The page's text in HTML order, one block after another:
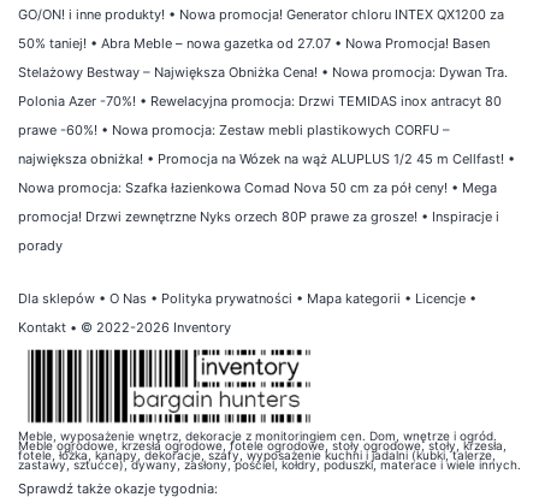
GO/ON! i inne produkty! • Nowa promocja! Generator chloru INTEX QX1200 za
50% taniej! • Abra Meble – nowa gazetka od 27.07 • Nowa Promocja! Basen
Stelażowy Bestway – Największa Obniżka Cena! • Nowa promocja: Dywan Tra.
Polonia Azer -70%! • Rewelacyjna promocja: Drzwi TEMIDAS inox antracyt 80
prawe -60%! • Nowa promocja: Zestaw mebli plastikowych CORFU –
największa obniżka! • Promocja na Wózek na wąż ALUPLUS 1/2 45 m Cellfast! •
Nowa promocja: Szafka łazienkowa Comad Nova 50 cm za pół ceny! • Mega
promocja! Drzwi zewnętrzne Nyks orzech 80P prawe za grosze! • Inspiracje i
porady
Dla sklepów • O Nas • Polityka prywatności • Mapa kategorii • Licencje •
Kontakt • © 2022-2026 Inventory
Meble, wyposażenie wnętrz, dekoracje z monitoringiem cen. Dom, wnętrze i ogród.
Meble ogrodowe, krzesła ogrodowe, fotele ogrodowe, stoły ogrodowe, stoły, krzesła,
fotele, łóżka, kanapy, dekoracje, szafy, wyposażenie kuchni i jadalni (kubki, talerze,
zastawy, sztućce), dywany, zasłony, pościel, kołdry, poduszki, materace i wiele innych.
Sprawdź także okazje tygodnia: